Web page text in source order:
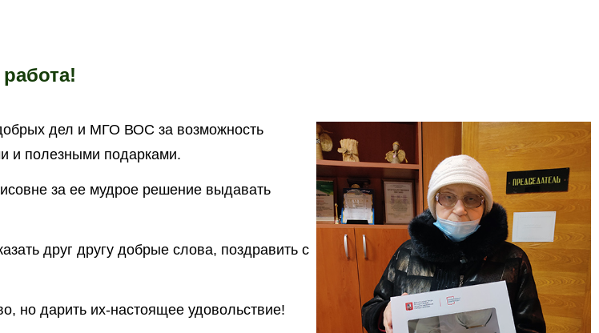
дел и МГО ВОС за возможность
и полезными подарками.
за ее мудрое решение выдавать
друг другу добрые слова, поздравить с
но дарить их-настоящее удовольствие!